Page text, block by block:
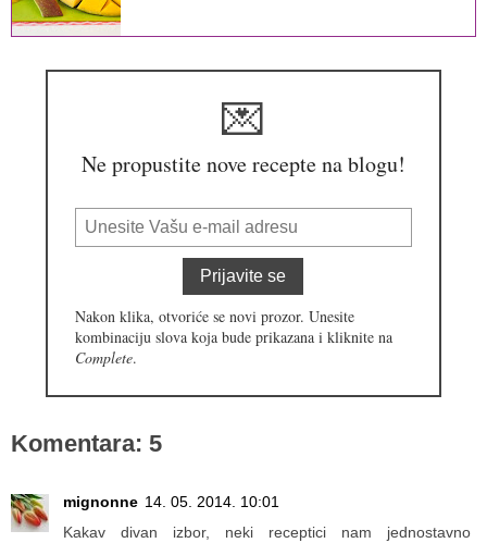
💌
Ne propustite nove recepte na blogu!
Prijavite se
Nakon klika, otvoriće se novi prozor. Unesite
kombinaciju slova koja bude prikazana i kliknite na
Complete.
Komentara: 5
mignonne 14. 05. 2014. 10:01
Kakav divan izbor, neki receptici nam jednostavno